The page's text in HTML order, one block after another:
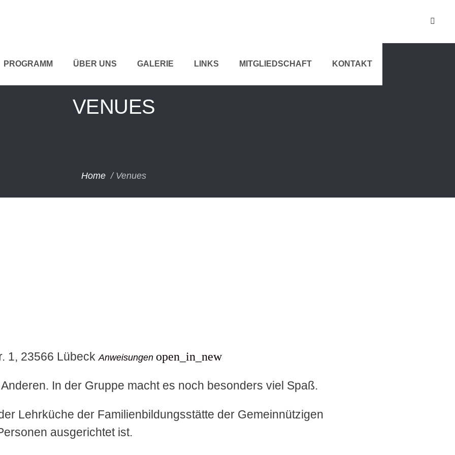
PROGRAMM ÜBER UNS GALERIE LINKS MITGLIEDSCHAFT KONTAKT
VENUES
Home / Venues
1, 23566 LübeckAnweisungen open_in_new
In der Gruppe macht es noch besonders viel Spaß.
Lehrküche der Familienbildungsstätte der Gemeinnützigen
ausgerichtet ist.